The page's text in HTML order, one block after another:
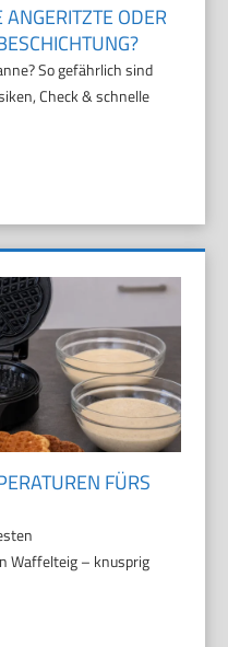
ODER
So gefährlich sind
Check & schnelle
FÜRS
Waffelteig – knusprig